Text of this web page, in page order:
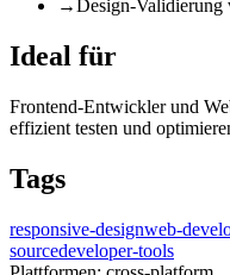
→Design-Validierung
Ideal für
Frontend-Entwickler und
effizient testen und
Tags
responsive-designweb-
sourcedeveloper-tools